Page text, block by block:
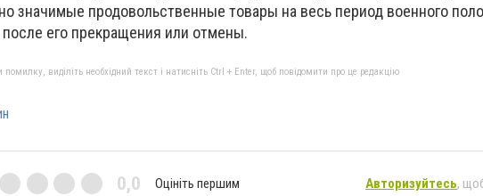
значимые продовольственные товары на весь период военного
его прекращения или отмены.
виділіть необхідний текст і натисніть Ctrl + Enter, щоб повідомити про це редакцію
0,0 Оцініть першим Авторизуйтесь,